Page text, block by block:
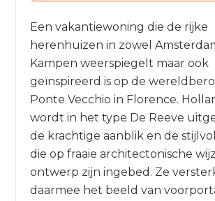
Een vakantiewoning die de rijke
herenhuizen in zowel
Kampen weerspiegelt maar ook
geïnspireerd is op de
Ponte Vecchio in Florence.
wordt in het type De Reeve
de krachtige aanblik en de
die op fraaie architectonische
ontwerp zijn ingebed. Ze
daarmee het beeld van